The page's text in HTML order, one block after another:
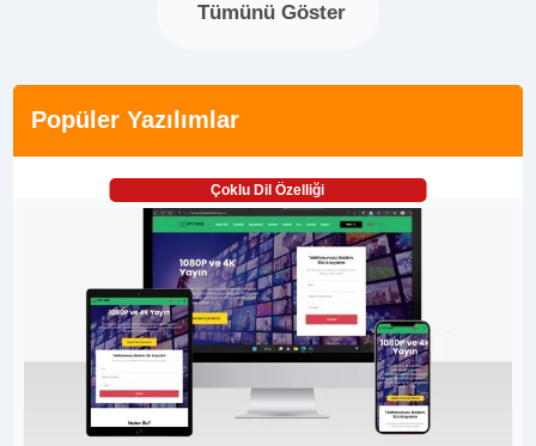
Tümünü Göster
Popüler Yazılımlar
Çoklu Dil Özelliği